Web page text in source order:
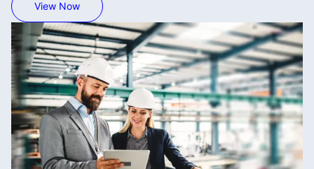
View Now